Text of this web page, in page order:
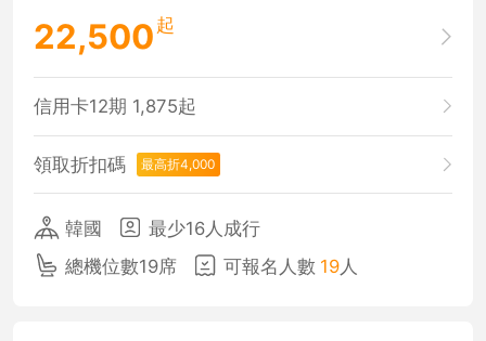
22,500 起
信用卡12期 1,875起
領取折扣碼 最高折4,000
韓國
最少16人成行
總機位數19席
可報名人數 19 人